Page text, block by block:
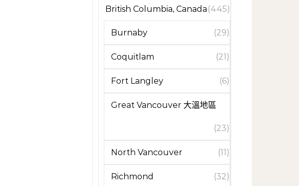
British Columbia, Canada (445)
Burnaby (29)
Coquitlam (21)
Fort Langley (6)
Great Vancouver 大溫地區
(23)
North Vancouver (11)
Richmond (32)